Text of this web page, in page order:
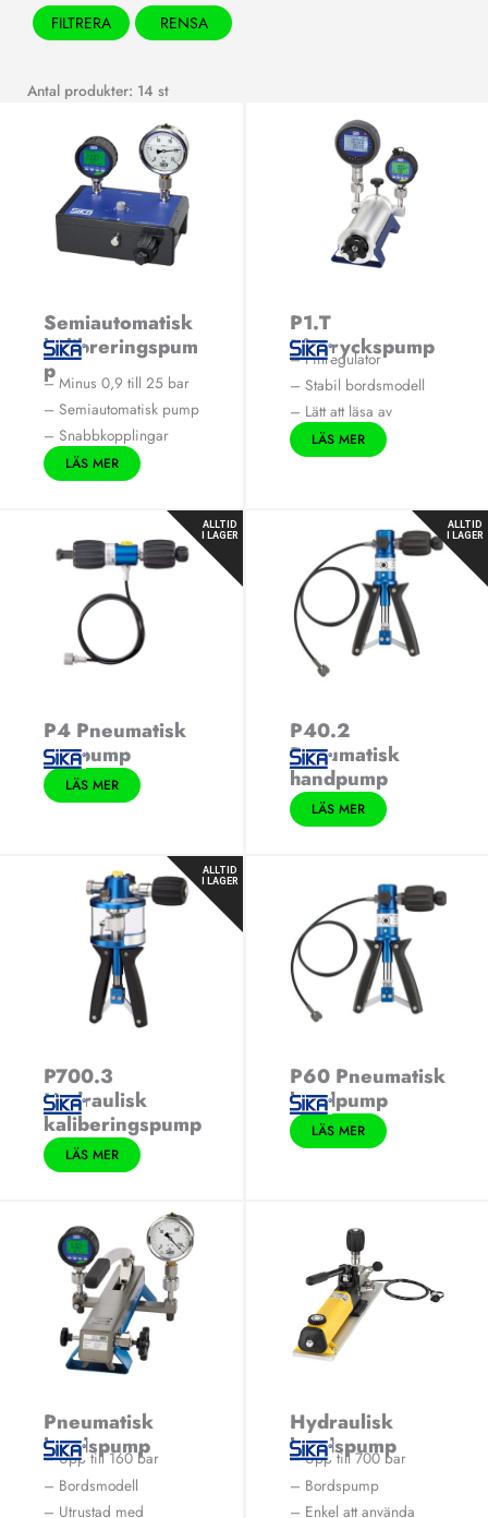
FILTRERA RENSA
Antal produkter: 14 st
Semiautomatisk
kalibreringspum
p
– Minus 0,9 till 25 bar
– Semiautomatisk pump
– Snabbkopplingar
LÄS MER
P1.T
Lågtryckspump
– Finregulator
– Stabil bordsmodell
– Lätt att läsa av
LÄS MER
ALLTID
I LAGER
P4 Pneumatisk
testpump
LÄS MER
ALLTID
I LAGER
P40.2
Pneumatisk
handpump
LÄS MER
ALLTID
I LAGER
P700.3
Hydraulisk
kaliberingspump
LÄS MER
P60 Pneumatisk
handpump
LÄS MER
Pneumatisk
bordspump
– Upp till 160 bar
– Bordsmodell
– Utrustad med
Hydraulisk
bordspump
– Upp till 700 bar
– Bordspump
– Enkel att använda